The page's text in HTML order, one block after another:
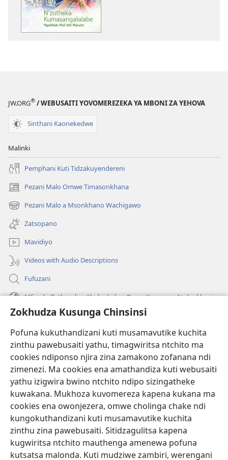
Zokhudza Kusunga Chinsinsi
Pofuna kukuthandizani kuti musamavutike kuchita
zinthu pawebusaiti yathu, timagwiritsa ntchito ma
cookies ndiponso njira zina zamakono zofanana ndi
zimenezi. Ma cookies ena amathandiza kuti webusaiti
yathu izigwira bwino ntchito ndipo sizingatheke
kuwakana. Mukhoza kuvomereza kapena kukana ma
cookies ena owonjezera, omwe cholinga chake ndi
kungokuthandizani kuti musamavutike kuchita
zinthu zina pawebusaiti. Sitidzagulitsa kapena
kugwiritsa ntchito mauthenga amenewa pofuna
kutsatsa malonda. Kuti mudziwe zambiri, werengani
JW.ORG® / WEBUSAITI YOVOMEREZEKA YA MBONI ZA YEHOVA
Sinthani Kaonekedwe
Malinki
Pemphani Kuti Tidzakuyendereni
Pezani Malo Omwe Timasonkhana
(imatsegula
tsamba
lina)
Pezani Malo a Msonkhano Wachigawo
(imatsegula
tsamba
lina)
Zatsopano
Mavidiyo
Videos with Audio Descriptions
Fufuzani
Mfundo Zothandiza Akuluakulu a Boma Komanso Atolankhani
Zokuthandizani
(imatsegula
tsamba
lina)
Watchtower LAIBULALE YA PA INTANET™
(imatsegula
tsamba
lina)
JW Hub ®
(imatsegula
tsamba
lina)
JW Laibulale
Watchtower Library